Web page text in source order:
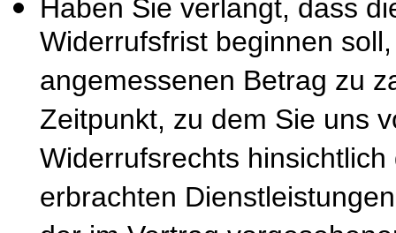
Haben Sie verlangt, dass
Widerrufsfrist beginnen
angemessenen Betrag zu
Zeitpunkt, zu dem Sie uns
Widerrufsrechts
erbrachten